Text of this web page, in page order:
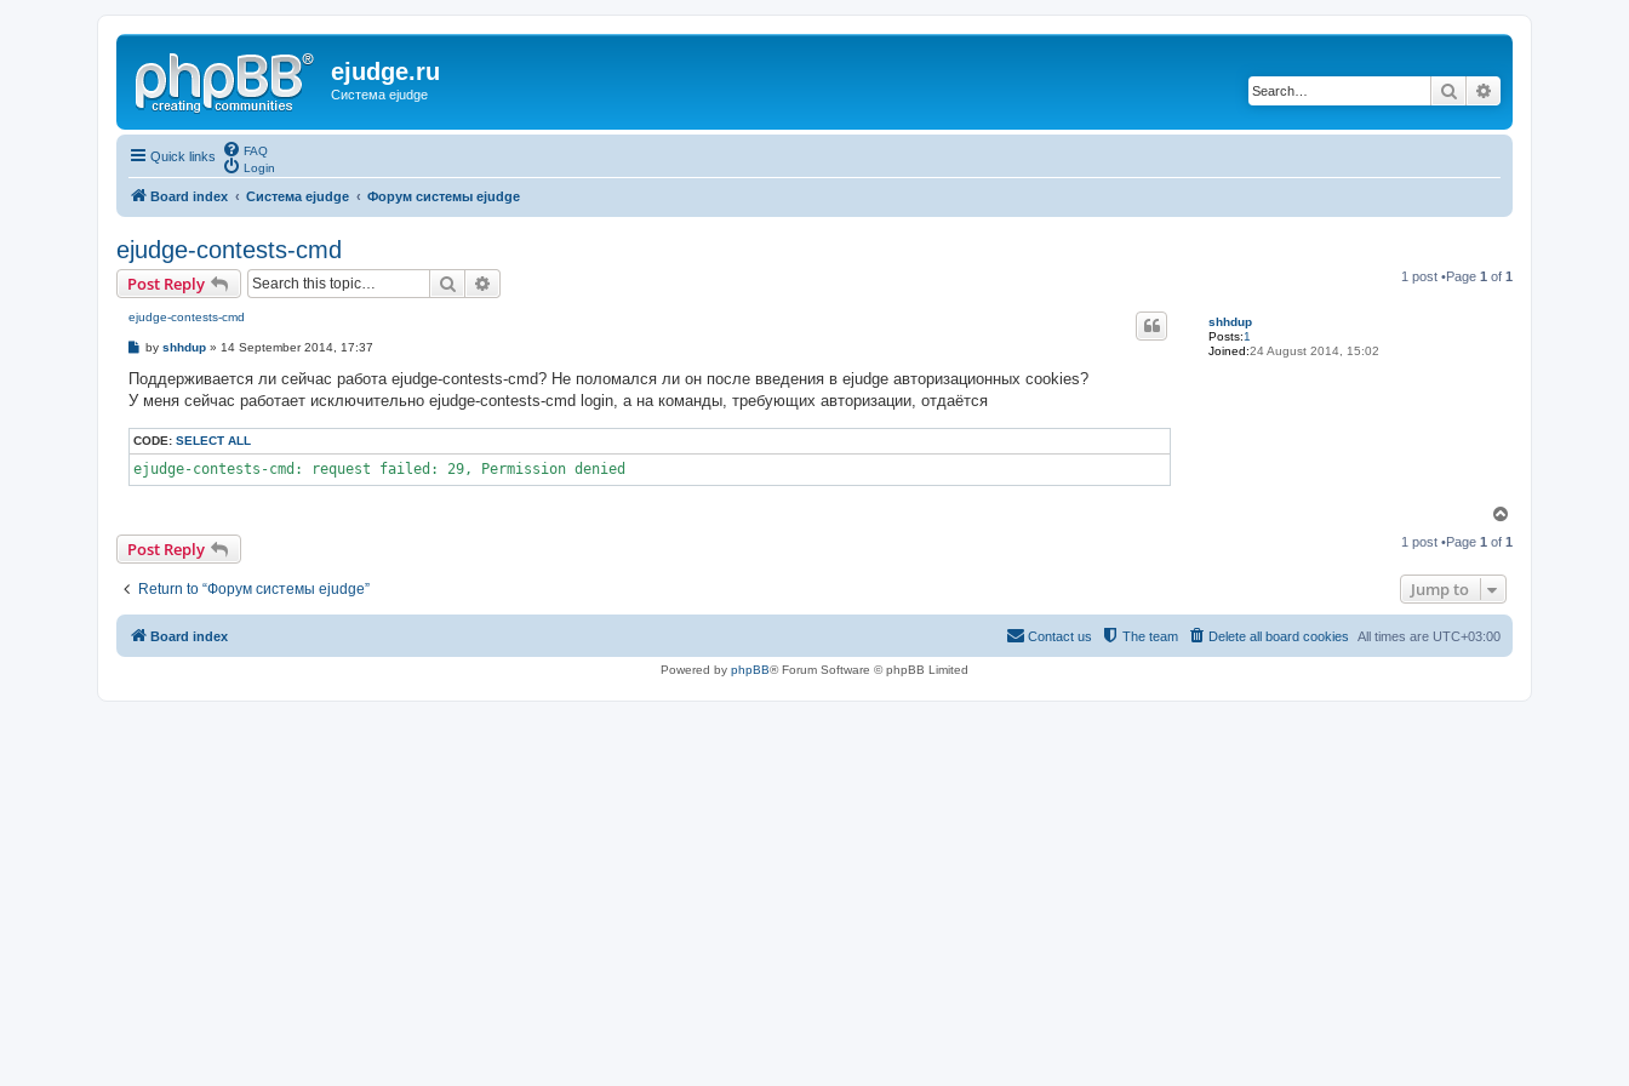
ejudge.ru
Система ejudge Search
Quick links
FAQ
Login
Board index Система ejudge Форум системы ejudge
ejudge-contests-cmd
Post Reply Search 1 post •Page 1 of 1
shhdup
Posts:1
Joined:24 August 2014, 15:02
ejudge-contests-cmd
P
s
by shhdup » 14 September 2014, 17:37
Поддерживается ли сейчас работа ejudge-contests-cmd? Не поломался ли он после введения в ejudge авторизационных cookies?
У меня сейчас работает исключительно ejudge-contests-cmd login, а на команды, требующих авторизации, отдаётся
CODE: SELECT ALL
ejudge-contests-cmd: request failed: 29, Permission denied
p
Post Reply 1 post •Page 1 of 1
Return to “Форум системы ejudge” Jump to
Board index All times are UTC+03:00
Delete all board cookies
The team
Contact us
Powered by phpBB® Forum Software © phpBB Limited